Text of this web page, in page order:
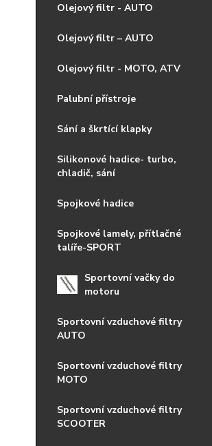
Olejový filtr - AUTO
Olejový filtr – AUTO
Olejový filtr - MOTO, ATV
Palubní přístroje
Sání a škrtící klapky
Silikonové hadice- turbo,
chladič, sání
Spojkové hadice
Spojkové lamely, přítlačné
talíře-SPORT
Sportovní vačky do
motoru
Sportovní vzduchové filtry
AUTO
Sportovní vzduchové filtry
MOTO
Sportovní vzduchové filtry
SCOOTER